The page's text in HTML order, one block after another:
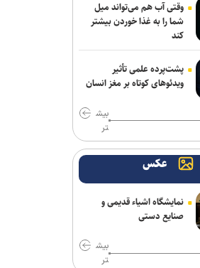
وقتی آب هم می‌تواند میل
شما را به غذا خوردن بیشتر
کند
پشت‌پرده علمی تأثیر
ویدئو‌های کوتاه بر مغز انسان
بیش
تر
عکس
نمایشگاه اشیاء قدیمی و
صنایع دستی
بیش
تر